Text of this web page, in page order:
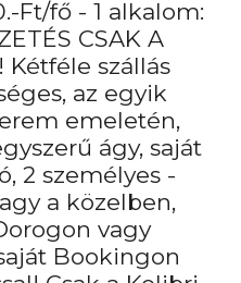
Ft/fő - 1 alkalom:
CSAK A
Kétféle szállás
az egyik
emeletén,
ágy, saját
2 személyes -
a közelben,
vagy
Bookingon